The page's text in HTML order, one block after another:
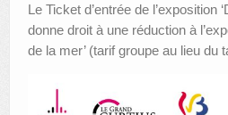
Le Ticket d’entrée de l’exposition
donne droit à une réduction à
de la mer’ (tarif groupe au lieu du